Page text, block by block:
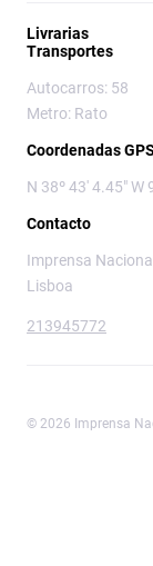
Livrarias
Transportes
Autocarros: 58
Metro: Rato
Coordenadas GPS
N 38º 43' 4.45" W
Contacto
Imprensa
Lisboa
213945772
© 2026 Imprensa